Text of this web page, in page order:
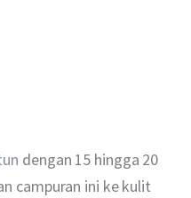
dengan 15 hingga 20
campuran ini ke kulit